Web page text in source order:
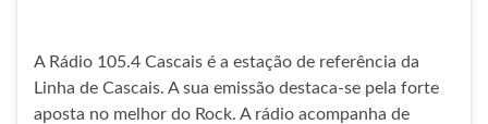
A Rádio 105.4 Cascais é a estação de referência da
Linha de Cascais. A sua emissão destaca-se pela forte
aposta no melhor do Rock. A rádio acompanha de